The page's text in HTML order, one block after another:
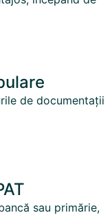
de documentații
sau primărie,